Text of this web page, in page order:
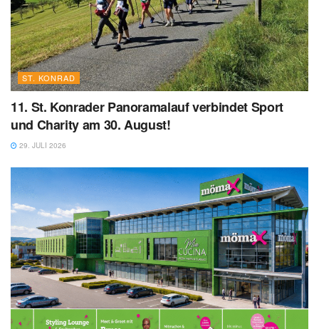
ST. KONRAD
11. St. Konrader Panoramalauf verbindet Sport
und Charity am 30. August!
29. JULI 2026